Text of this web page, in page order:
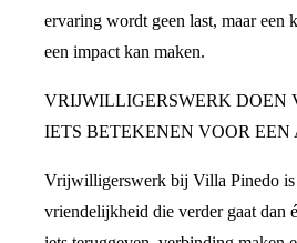
ervaring wordt geen last, maar een
een impact kan maken.
VRIJWILLIGERSWERK DOEN
IETS BETEKENEN VOOR EEN
Vrijwilligerswerk bij Villa Pinedo
vriendelijkheid die verder gaat dan